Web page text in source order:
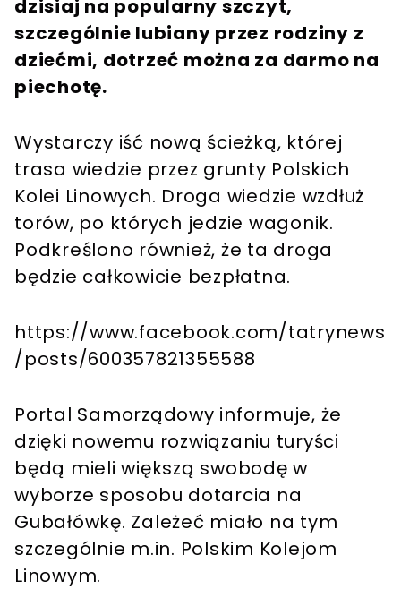
dzisiaj na popularny szczyt,
szczególnie lubiany przez rodziny z
dziećmi, dotrzeć można za darmo na
piechotę.
Wystarczy iść nową ścieżką, której
trasa wiedzie przez grunty Polskich
Kolei Linowych. Droga wiedzie wzdłuż
torów, po których jedzie wagonik.
Podkreślono również, że ta droga
będzie całkowicie bezpłatna.
https://www.facebook.com/tatrynews
/posts/600357821355588
Portal Samorządowy informuje, że
dzięki nowemu rozwiązaniu turyści
będą mieli większą swobodę w
wyborze sposobu dotarcia na
Gubałówkę. Zależeć miało na tym
szczególnie m.in. Polskim Kolejom
Linowym.